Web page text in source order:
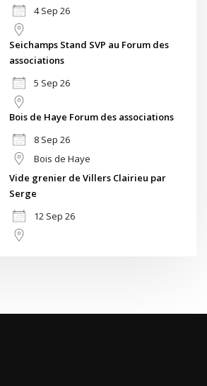
4 Sep 26
Seichamps Stand SVP au Forum des
associations
5 Sep 26
Bois de Haye Forum des associations
8 Sep 26
Bois de Haye
Vide grenier de Villers Clairieu par
Serge
12 Sep 26